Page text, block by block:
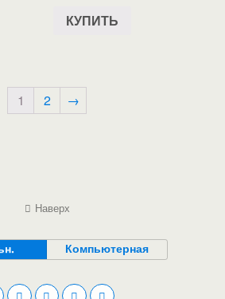
КУПИТЬ
1 2 →
Наверх
Компьютерная